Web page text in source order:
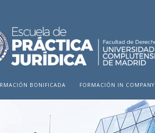
BONIFICADA FORMACIÓN IN COMPANY